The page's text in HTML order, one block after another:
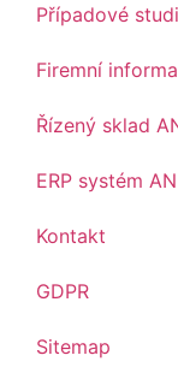
Případové
Firemní
Řízený sklad
ERP systém
Kontakt
GDPR
Sitemap